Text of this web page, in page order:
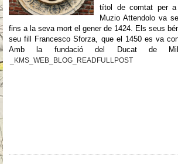
títol de comtat per
Muzio Attendolo va
fins a la seva mort el gener de 1424. Els seus
seu fill Francesco Sforza, que el 1450 es va
Amb la fundació del Ducat de
_KMS_WEB_BLOG_READFULLPOST